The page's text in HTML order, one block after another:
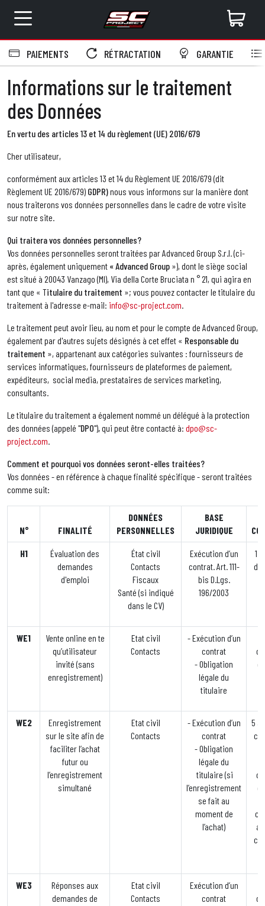
PAIEMENTS RÉTRACTATION GARANTIE
Informations sur le traitement
des Données
En vertu des articles 13 et 14 du règlement (UE) 2016/679
Cher utilisateur,
conformément aux articles 13 et 14 du Règlement UE 2016/679 (dit
Règlement UE 2016/679) GDPR)nous vous informons sur la manière dont
nous traiterons vos données personnelles dans le cadre de votre visite
sur notre site.
Qui traitera vos données personnelles?
Vos données personnelles seront traitées par Advanced Group S.r.l. (ci-
après, également uniquement « Advanced Group »), dont le siège social
est situé à 20043 Vanzago (MI), Via della Corte Bruciata n ° 21, qui agira en
tant que « Titulaire du traitement »; vous pouvez contacter le titulaire du
traitement à l'adresse e-mail: info@sc-project.com.
Le traitement peut avoir lieu, au nom et pour le compte de Advanced Group,
également par d'autres sujets désignés à cet effet « Responsable du
traitement », appartenant aux catégories suivantes : fournisseurs de
services informatiques, fournisseurs de plateformes de paiement,
expéditeurs, social media, prestataires de services marketing,
consultants.
Le titulaire du traitement a également nommé un délégué à la protection
des données (appelé "DPO"),qui peut être contacté à: dpo@sc-
project.com.
Comment et pourquoi vos données seront-elles traitées?
Vos données - en référence à chaque finalité spécifique - seront traitées
comme suit:
N° FINALITÉ
DONNÉES
PERSONNELLES
BASE
JURIDIQUE
H1
Évaluation des
demandes
d'emploi
État civil
Contacts
Fiscaux
Santé (si indiqué
dans le CV)
Exécution d’un
contrat. Art. 111-
bis D.Lgs.
196/2003
1
de
WE1
Vente online en te
qu’utilisateur
invité (sans
enregistrement)
Etat civil
Contacts
- Exécution d’un
contrat
- Obligation
légale du
titulaire
WE2
Enregistrement
sur le site afin de
faciliter l’achat
futur ou
l’enregistrement
simultané
Etat civil
Contacts
- Exécution d’un
contrat
- Obligation
légale du
titulaire (si
l’enregistrement
se fait au
moment de
l’achat)
5
WE3
Réponses aux
demandes de
Etat civil
Contacts
Exécution d’un
contrat